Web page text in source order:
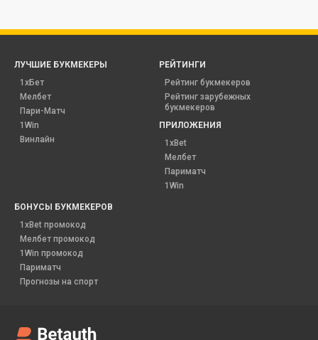
ЛУЧШИЕ БУКМЕКЕРЫ
1хБет
Мелбет
Пари-Матч
1Win
Винлайн
РЕЙТИНГИ
Рейтинг букмекеров
Рейтинг зарубежных
букмекеров
ПРИЛОЖЕНИЯ
1xBet
Мелбет
Париматч
1Win
БОНУСЫ БУКМЕКЕРОВ
1xBet промокод
Мелбет промокод
1Win промокод
Париматч
Прогнозы на спорт